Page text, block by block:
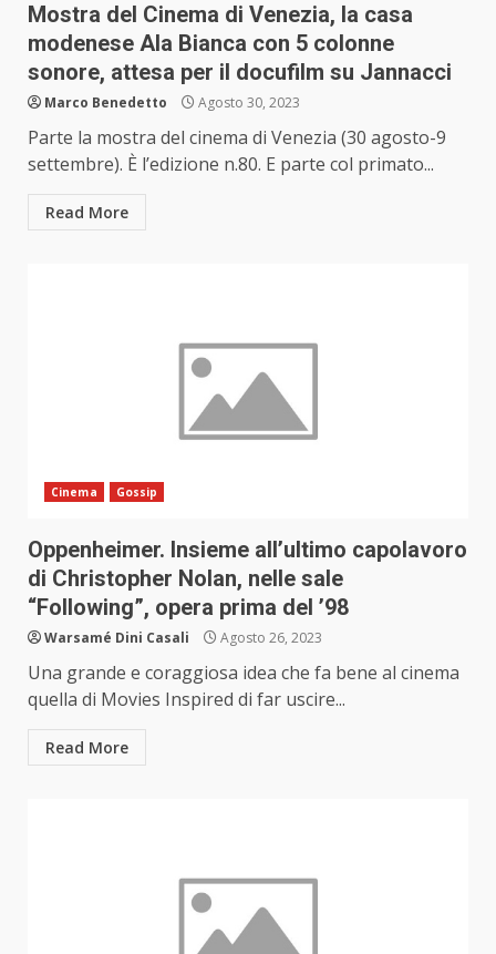
Mostra del Cinema di Venezia, la casa
modenese Ala Bianca con 5 colonne
sonore, attesa per il docufilm su Jannacci
Marco Benedetto Agosto 30, 2023
Parte la mostra del cinema di Venezia (30 agosto-9
settembre). È l’edizione n.80. E parte col primato...
Read More
Cinema Gossip
Oppenheimer. Insieme all’ultimo capolavoro
di Christopher Nolan, nelle sale
“Following”, opera prima del ’98
Warsamé Dini Casali Agosto 26, 2023
Una grande e coraggiosa idea che fa bene al cinema
quella di Movies Inspired di far uscire...
Read More